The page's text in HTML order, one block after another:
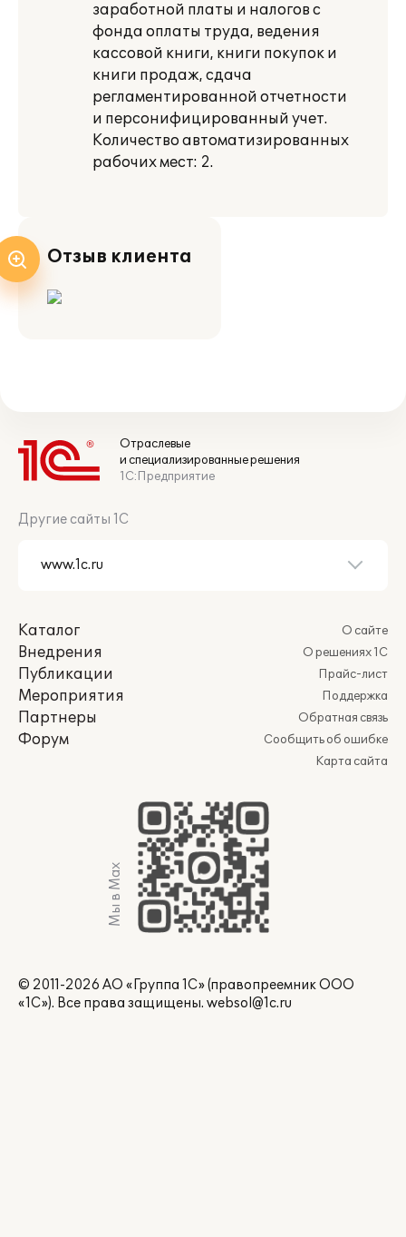
заработной платы и налогов с
фонда оплаты труда, ведения
кассовой книги, книги покупок и
книги продаж, сдача
регламентированной отчетности
и персонифицированный учет.
Количество автоматизированных
рабочих мест: 2.
Отзыв клиента
Отраслевые
и специализированные решения
1С:Предприятие
Другие сайты 1С
Каталог
Внедрения
Публикации
Мероприятия
Партнеры
Форум
О сайте
О решениях 1С
Прайс-лист
Поддержка
Обратная связь
Сообщить об ошибке
Карта сайта
Мы в Max
© 2011-2026 АО «Группа 1С» (правопреемник ООО
«1С»). Все права защищены. websol@1c.ru